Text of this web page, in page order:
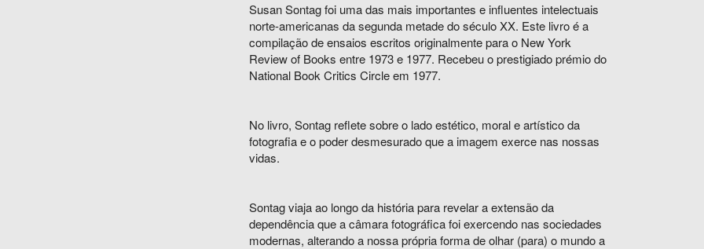
Susan Sontag foi uma das mais importantes e influentes intelectuais
norte-americanas da segunda metade do século XX. Este livro é a
compilação de ensaios escritos originalmente para o New York
Review of Books entre 1973 e 1977. Recebeu o prestigiado prémio do
National Book Critics Circle em 1977.
No livro, Sontag reflete sobre o lado estético, moral e artístico da
fotografia e o poder desmesurado que a imagem exerce nas nossas
vidas.
Sontag viaja ao longo da história para revelar a extensão da
dependência que a câmara fotográfica foi exercendo nas sociedades
modernas, alterando a nossa própria forma de olhar (para) o mundo a